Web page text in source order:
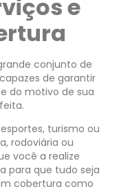
e
conjunto de
de garantir
do motivo de sua
turismo ou
rodoviária ou
você a realize
para que tudo seja
cobertura como